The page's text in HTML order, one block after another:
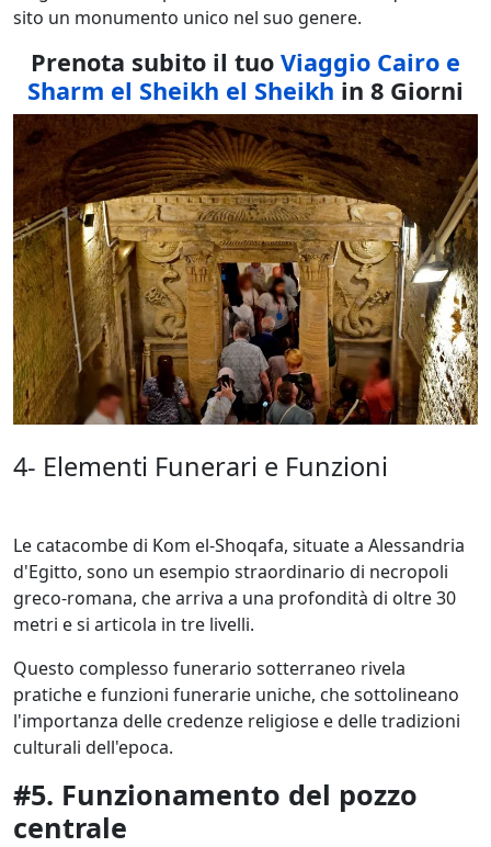
sito un monumento unico nel suo genere.
Prenota subito il tuo Viaggio Cairo e
Sharm el Sheikh el Sheikh in 8 Giorni
4- Elementi Funerari e Funzioni
Le catacombe di Kom el-Shoqafa, situate a Alessandria
d'Egitto, sono un esempio straordinario di necropoli
greco-romana, che arriva a una profondità di oltre 30
metri e si articola in tre livelli.
Questo complesso funerario sotterraneo rivela
pratiche e funzioni funerarie uniche, che sottolineano
l'importanza delle credenze religiose e delle tradizioni
culturali dell'epoca.
#5. Funzionamento del pozzo
centrale